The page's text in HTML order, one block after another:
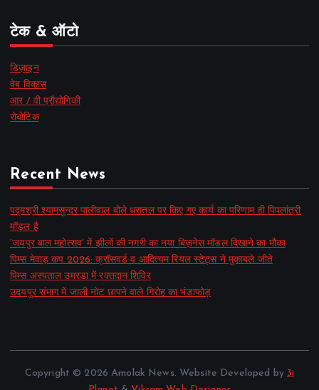
टेक & ऑटो
डिज़ाइन
वेब विकास
आर / वी प्रौद्योगिकी
रोबोटिक
Recent News
पद्मश्री श्यामसुन्दर पालीवाल बोले धरातल पर किए गए कार्य का परिणाम ही पिपलांत्री
मॉडल है
‘जयपुर बाल महोत्सव’ में झीलों की नगरी का नया बिज़नेस मॉडल दिखाने का मौका
पिम्स मेवाड़ कप 2026: क्रॉसवर्ड व आदित्यम रियल स्टेट्स ने मुकाबले जीते
पिम्स अस्पताल उमरडा में रक्तदान शिविर
उदयपुर संभाग में जाली नोट छापने वाले गिरोह का भंडाफोड़
Copyright © 2026 Amolak News. Website Developed by 3i